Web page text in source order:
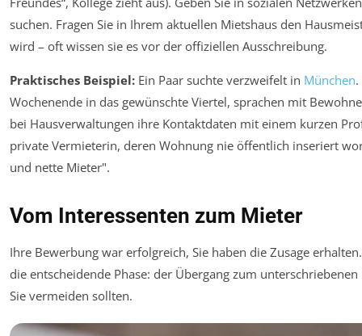
suchen. Fragen Sie in Ihrem aktuellen Mietshaus den
wird – oft wissen sie es vor der offiziellen Ausschreibung.
Praktisches Beispiel: Ein Paar suchte verzweifelt in München
Wochenende in das gewünschte Viertel, sprachen mit
bei Hausverwaltungen ihre Kontaktdaten mit einem kurzen
private Vermieterin, deren Wohnung nie öffentlich inseriert
und nette Mieter".
Vom Interessenten zum Mieter
Ihre Bewerbung war erfolgreich, Sie haben die Zusage
die entscheidende Phase: der Übergang zum unterschriebenen
Sie vermeiden sollten.